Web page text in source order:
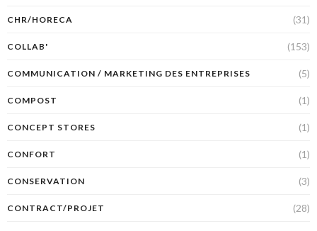
CHR/HORECA (31)
COLLAB' (153)
COMMUNICATION / MARKETING DES ENTREPRISES (5)
COMPOST (1)
CONCEPT STORES (1)
CONFORT (1)
CONSERVATION (3)
CONTRACT/PROJET (28)